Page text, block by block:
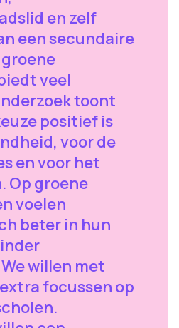
en zelf
een secundaire
veel
toont
positief is
voor de
en voor het
Op groene
voelen
beter in hun
willen met
focussen op